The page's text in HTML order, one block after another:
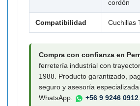
cordón
Compatibilidad Cuchillas
Compra con confianza en
ferretería industrial con
1988. Producto garantizado,
seguro y asesoría
WhatsApp:
+56 9 9246 0912.